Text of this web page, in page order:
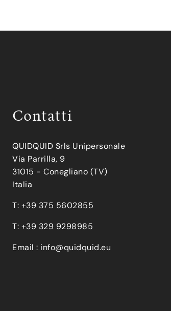
Contatti
QUIDQUID Srls Unipersonale
Via Parrilla, 9
31015 - Conegliano (TV)
Italia
T: +39 375 5602855
T: +39 329 9298985
Email : info@quidquid.eu